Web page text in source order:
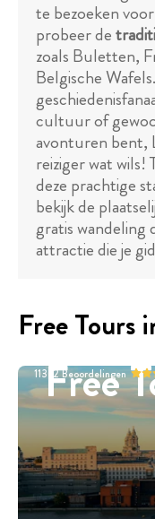
te bezoeken
probeer de
zoals Buletten,
Belgische
cultuur of
avonturen bent,
reiziger wat wils!
deze prachtige
bekijk de
gratis wandeling
attractie die je
Free Tours
Free
11332Beoordelingen